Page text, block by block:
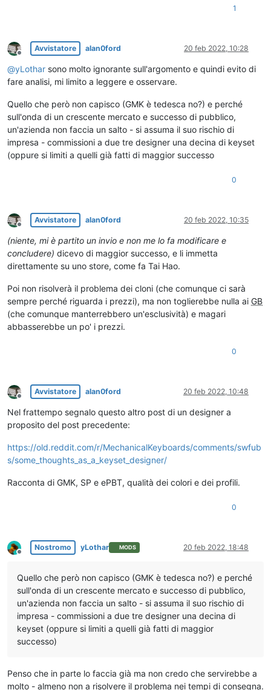
1
Non in linea
Avvistatore alan0ford 20 feb 2022, 10:28
@yLothar sono molto ignorante sull'argomento e quindi evito di
fare analisi, mi limito a leggere e osservare.
Quello che però non capisco (GMK è tedesca no?) e perché
sull'onda di un crescente mercato e successo di pubblico,
un'azienda non faccia un salto - si assuma il suo rischio di
impresa - commissioni a due tre designer una decina di keyset
(oppure si limiti a quelli già fatti di maggior successo
0
Non in linea
Avvistatore alan0ford 20 feb 2022, 10:35
(niente, mi è partito un invio e non me lo fa modificare e
concludere) dicevo di maggior successo, e li immetta
direttamente su uno store, come fa Tai Hao.
Poi non risolverà il problema dei cloni (che comunque ci sarà
sempre perché riguarda i prezzi), ma non toglierebbe nulla ai GB
(che comunque manterrebbero un'esclusività) e magari
abbasserebbe un po' i prezzi.
0
Non in linea
Avvistatore alan0ford 20 feb 2022, 10:48
Nel frattempo segnalo questo altro post di un designer a
proposito del post precedente:
https://old.reddit.com/r/MechanicalKeyboards/comments/swfub
s/some_thoughts_as_a_keyset_designer/
Racconta di GMK, SP e ePBT, qualità dei colori e dei profili.
0
Non in linea
Nostromo yLothar MODS 20 feb 2022, 18:48
Quello che però non capisco (GMK è tedesca no?) e perché
sull'onda di un crescente mercato e successo di pubblico,
un'azienda non faccia un salto - si assuma il suo rischio di
impresa - commissioni a due tre designer una decina di
keyset (oppure si limiti a quelli già fatti di maggior
successo)
Penso che in parte lo faccia già ma non credo che servirebbe a
molto - almeno non a risolvere il problema nei tempi di consegna.